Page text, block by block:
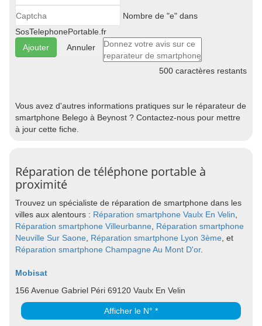
Nombre de "e" dans
SosTelephonePortable.fr
Annuler
500 caractères restants
Vous avez d'autres informations pratiques sur le réparateur de
smartphone Belego à Beynost ? Contactez-nous pour mettre
à jour cette fiche.
Réparation de téléphone portable à
proximité
Trouvez un spécialiste de réparation de smartphone dans les
villes aux alentours : Réparation smartphone Vaulx En Velin
Réparation smartphone Villeurbanne
Réparation smartphone
Neuville Sur Saone
Réparation smartphone Lyon 3ème , et
Réparation smartphone Champagne Au Mont D'or.
Mobisat
156 Avenue Gabriel Péri 69120 Vaulx En Velin
Afficher le N° *